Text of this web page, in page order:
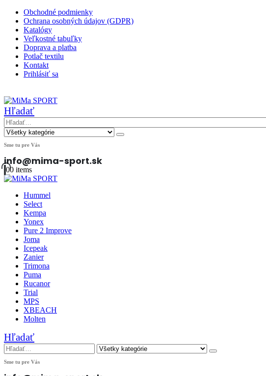
Obchodné podmienky
Ochrana osobných údajov (GDPR)
Katalógy
Veľkostné tabuľky
Doprava a platba
Potlač textilu
Kontakt
Prihlásiť sa
Hľadať
Sme tu pre Vás
info@mima-sport.sk
00 items
Hummel
Select
Kempa
Yonex
Pure 2 Improve
Joma
Icepeak
Zanier
Trimona
Puma
Rucanor
Trial
MPS
XBEACH
Molten
Hľadať
Sme tu pre Vás